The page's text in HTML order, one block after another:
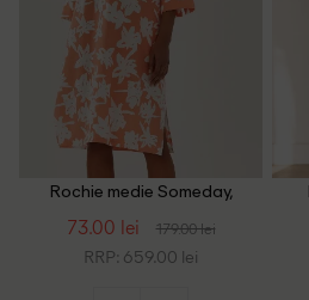
Rochie medie Someday,
73.00 lei 179.00 lei
RRP: 659.00 lei